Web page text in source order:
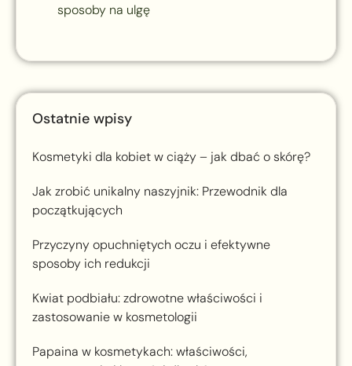
sposoby na ulgę
Ostatnie wpisy
Kosmetyki dla kobiet w ciąży – jak dbać o skórę?
Jak zrobić unikalny naszyjnik: Przewodnik dla
początkujących
Przyczyny opuchniętych oczu i efektywne
sposoby ich redukcji
Kwiat podbiału: zdrowotne właściwości i
zastosowanie w kosmetologii
Papaina w kosmetykach: właściwości,